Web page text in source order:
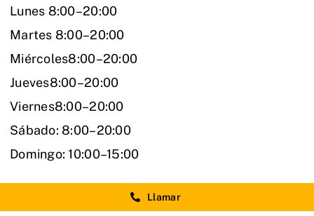
Lunes 8:00–20:00
Martes 8:00–20:00
Miércoles8:00–20:00
Jueves8:00–20:00
Viernes8:00–20:00
Sábado: 8:00–20:00
Domingo: 10:00–15:00
Llamar